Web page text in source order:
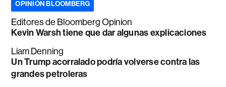
OPINIÓN BLOOMBERG
Editores de Bloomberg Opinion
Kevin Warsh tiene que dar algunas explicaciones
Liam Denning
Un Trump acorralado podría volverse contra las
grandes petroleras